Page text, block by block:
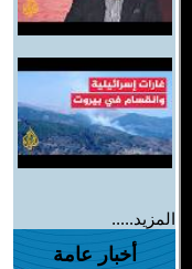
المزيد.....
أخبار عامة